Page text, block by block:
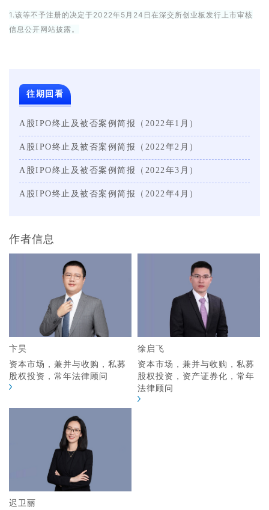
1.该等不予注册的决定于2022年5月24日在深交所创业板发行上市审核
信息公开网站披露。
往期回看
A股IPO终止及被否案例简报（2022年1月）
A股IPO终止及被否案例简报（2022年2月）
A股IPO终止及被否案例简报（2022年3月）
A股IPO终止及被否案例简报（2022年4月）
作者信息
卞昊
资本市场，兼并与收购，私募
股权投资，常年法律顾问
徐启飞
资本市场，兼并与收购，私募
股权投资，资产证券化，常年
法律顾问
迟卫丽